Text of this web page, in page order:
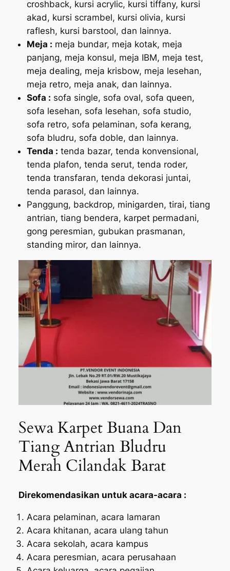
croshback, kursi acrylic, kursi tiffany, kursi
akad, kursi scrambel, kursi olivia, kursi
raflesh, kursi barstool, dan lainnya.
Meja : meja bundar, meja kotak, meja
panjang, meja konsul, meja IBM, meja test,
meja dealing, meja krisbow, meja lesehan,
meja retro, meja anak, dan lainnya.
Sofa : sofa single, sofa oval, sofa queen,
sofa lesehan, sofa lesehan, sofa studio,
sofa retro, sofa pelaminan, sofa kerang,
sofa bludru, sofa doble, dan lainnya.
Tenda : tenda bazar, tenda konvensional,
tenda plafon, tenda serut, tenda roder,
tenda transfaran, tenda dekorasi juntai,
tenda parasol, dan lainnya.
Panggung, backdrop, minigarden, tirai, tiang
antrian, tiang bendera, karpet permadani,
gong peresmian, gubukan prasmanan,
standing miror, dan lainnya.
Sewa Karpet Buana Dan
Tiang Antrian Bludru
Merah Cilandak Barat
Direkomendasikan untuk acara-acara :
Acara pelaminan, acara lamaran
Acara khitanan, acara ulang tahun
Acara sekolah, acara kampus
Acara peresmian, acara perusahaan